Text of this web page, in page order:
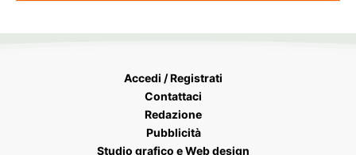
Accedi / Registrati
Contattaci
Redazione
Pubblicità
Studio grafico e Web design